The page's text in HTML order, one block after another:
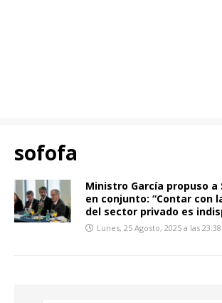
sofofa
Ministro García propuso a
en conjunto: “Contar con
del sector privado es
Lunes, 25 Agosto, 2025 a las 23:38